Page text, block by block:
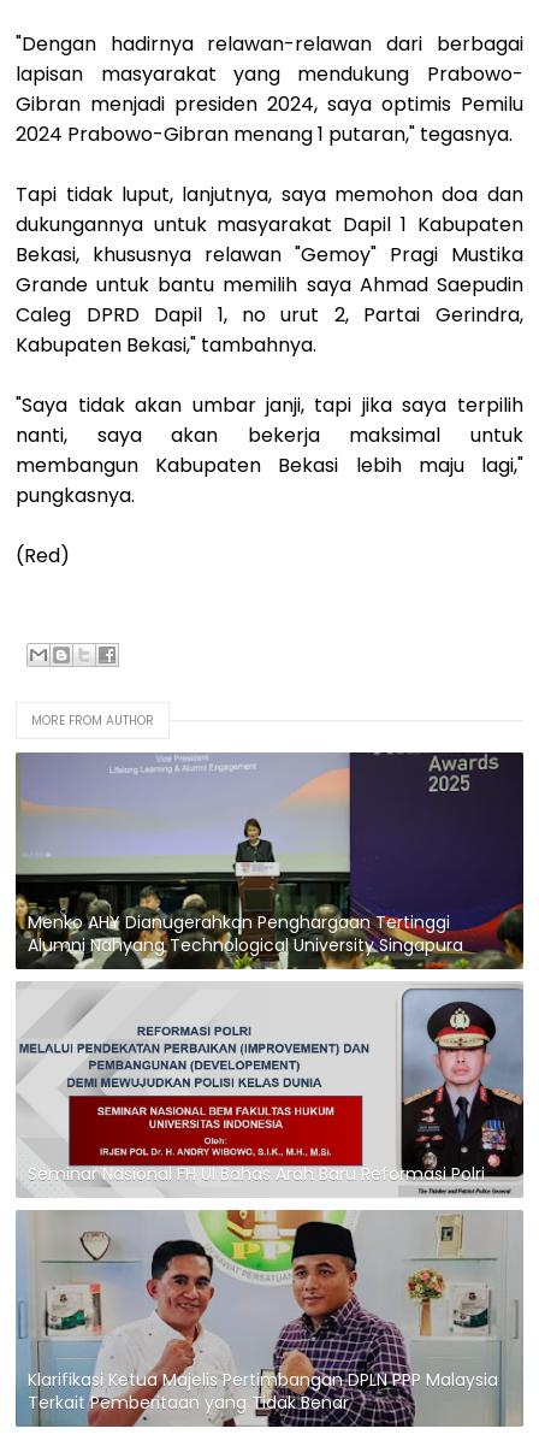
"Dengan hadirnya relawan-relawan dari berbagai
lapisan masyarakat yang mendukung Prabowo-
Gibran menjadi presiden 2024, saya optimis Pemilu
2024 Prabowo-Gibran menang 1 putaran," tegasnya.
Tapi tidak luput, lanjutnya, saya memohon doa dan
dukungannya untuk masyarakat Dapil 1 Kabupaten
Bekasi, khususnya relawan "Gemoy" Pragi Mustika
Grande untuk bantu memilih saya Ahmad Saepudin
Caleg DPRD Dapil 1, no urut 2, Partai Gerindra,
Kabupaten Bekasi," tambahnya.
"Saya tidak akan umbar janji, tapi jika saya terpilih
nanti, saya akan bekerja maksimal untuk
membangun Kabupaten Bekasi lebih maju lagi,"
pungkasnya.
(Red)
MORE FROM AUTHOR
Menko AHY Dianugerahkan Penghargaan Tertinggi
Alumni Nahyang Technological University Singapura
Seminar Nasional FH UI Bahas Arah Baru Reformasi Polri
Klarifikasi Ketua Majelis Pertimbangan DPLN PPP Malaysia
Terkait Pemberitaan yang Tidak Benar